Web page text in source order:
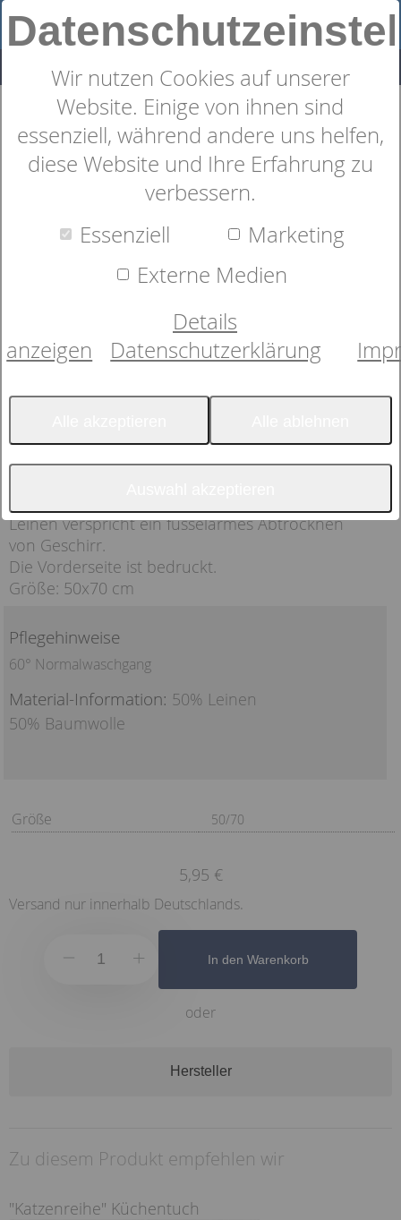
Wir nutzen Cookies auf unserer
Website. Einige von ihnen sind
essenziell, während andere uns helfen,
diese Website und Ihre Erfahrung zu
verbessern.
Essenziell
Marketing
Externe Medien
Details
anzeigen
Datenschutzerklärung
"Katzenreihe" Geschirrtuch
Leinen verspricht ein fusselarmes Abtrocknen
von Geschirr.
Die Vorderseite ist bedruckt.
Größe: 50x70 cm
Pflegehinweise
60° Normalwaschgang
Material-Information: 50% Leinen
50% Baumwolle
Größe 50/70
5,95 €
Versand nur innerhalb Deutschlands.
In den Warenkorb
oder
Hersteller
Zu diesem Produkt empfehlen wir
"Katzenreihe" Küchentuch